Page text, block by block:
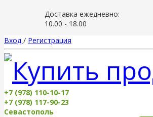
Доставка ежедневно:
10.00 - 18.00
Вход / Регистрация
+7 (978) 110-10-17
+7 (978) 117-90-23
Севастополь